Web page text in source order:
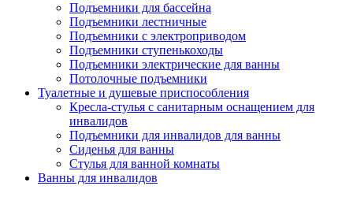
Подъемники для бассейна
Подъемники лестничные
Подъемники с электроприводом
Подъемники ступенькоходы
Подъемники электрические для ванны
Потолочные подъемники
Туалетные и душевые приспособления
Кресла-стулья с санитарным оснащением для
инвалидов
Подъемники для инвалидов для ванны
Сиденья для ванны
Стулья для ванной комнаты
Ванны для инвалидов